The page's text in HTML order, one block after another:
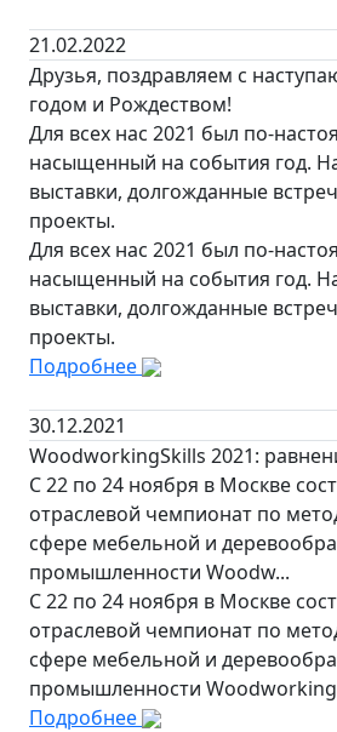
21.02.2022
Друзья, поздравляем с
годом и Рождеством!
Для всех нас 2021 был по-
насыщенный на события год.
выставки, долгожданные
проекты.
Для всех нас 2021 был по-
насыщенный на события год.
выставки, долгожданные
проекты.
Подробнее
30.12.2021
WoodworkingSkills 2021:
С 22 по 24 ноября в Москве
отраслевой чемпионат по
сфере мебельной и
промышленности Woodw...
С 22 по 24 ноября в Москве
отраслевой чемпионат по
сфере мебельной и
промышленности
Подробнее